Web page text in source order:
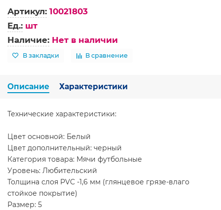
Артикул: 10021803
Ед.: шт
Наличие: Нет в наличии
В закладки В сравнение
Описание Характеристики
Технические характеристики:
Цвет основной: Белый
Цвет дополнительный: черный
Категория товара: Мячи футбольные
Уровень: Любительский
Толщина слоя PVC -1,6 мм (глянцевое грязе-влаго
стойкое покрытие)
Размер: 5